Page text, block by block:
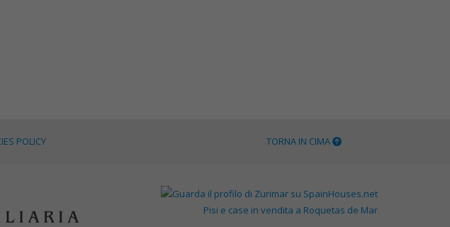
POLICY TORNA IN CIMA
Pisi e case in vendita a Roquetas de Mar